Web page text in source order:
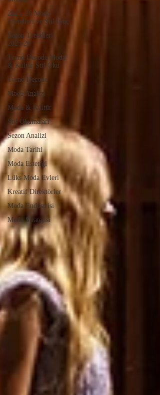
2025–26 Moda
Trendleri ve Stil İpuç
Sezon Trendleri
2025/26
Trend Decode Moda
& Kültür Stil Oku
Trend Decode
Moda Analizi
Moda & Kültür
Stil Okumaları
Sezon Analizi
Moda Tarihi
Moda Estetiği
Lüks Moda Evleri
Kreatif Direktörler
Moda Endüstrisi
Moda Stratejisi